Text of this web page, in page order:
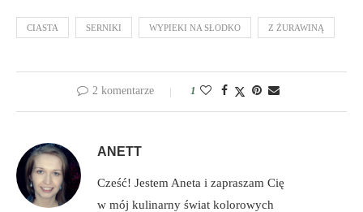
CIASTA SERNIKI WYPIEKI NA SŁODKO Z ŻURAWINĄ
2 komentarze 1
ANETT
Cześć! Jestem Aneta i zapraszam Cię
w mój kulinarny świat kolorowych